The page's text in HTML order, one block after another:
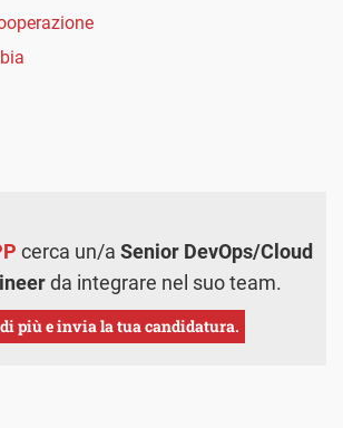
cerca un/a Senior DevOps/Cloud
da integrare nel suo team.
più e invia la tua candidatura.